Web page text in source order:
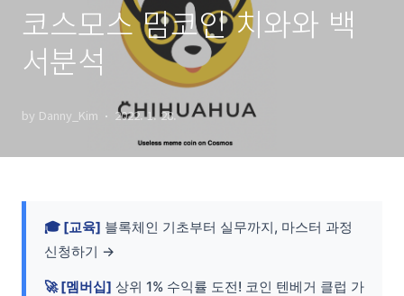
코스모스 밈코인 치와와 백
서분석
by Danny_Kim 2022. 1. 28.
🎓 [교육] 블록체인 기초부터 실무까지, 마스터 과정
신청하기 →
🚀 [멤버십] 상위 1% 수익률 도전! 코인 텐베거 클럽 가